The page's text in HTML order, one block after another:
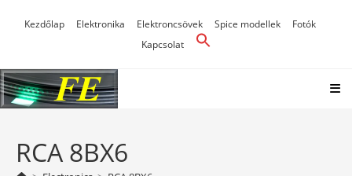
Kezdőlap Elektronika Elektroncsövek Spice modellek
Fotók
Kapcsolat
RCA 8BX6